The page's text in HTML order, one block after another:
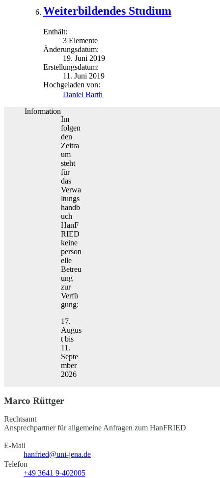
Weiterbildendes Studium
Enthält:
3 Elemente
Änderungsdatum:
19. Juni 2019
Erstellungsdatum:
11. Juni 2019
Hochgeladen von:
Daniel Barth
Information
Im
folgen
den
Zeitra
um
steht
für
das
Verwa
ltungs
handb
uch
HanF
RIED
keine
person
elle
Betreu
ung
zur
Verfü
gung:
17.
Augus
t bis
11.
Septe
mber
2026
Marco Rüttger
Rechtsamt
Ansprechpartner für allgemeine Anfragen zum HanFRIED
E-Mail
hanfried@uni-jena.de
Telefon
+49 3641 9-402005